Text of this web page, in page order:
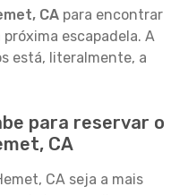
CA para encontrar
escapadela. A
está, literalmente, a
para reservar o
CA
CA seja a mais